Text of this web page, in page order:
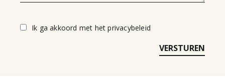
Ik ga akkoord met het privacybeleid
VERSTUREN